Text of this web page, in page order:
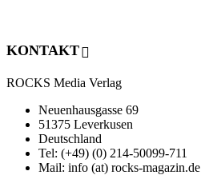
KONTAKT
ROCKS Media Verlag
Neuenhausgasse 69
51375 Leverkusen
Deutschland
Tel: (+49) (0) 214-50099-711
Mail: info (at) rocks-magazin.de